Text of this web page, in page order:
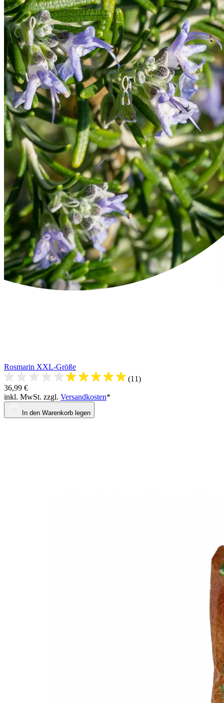
Rosmarin XXL-Größe
(11)
36,99 €
inkl. MwSt. zzgl. Versandkosten*
In den Warenkorb legen